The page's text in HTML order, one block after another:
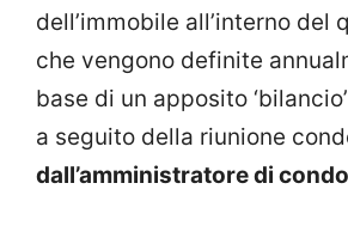
dell’immobile all’interno del
che vengono definite
base di un apposito
a seguito della riunione
dall’amministratore di